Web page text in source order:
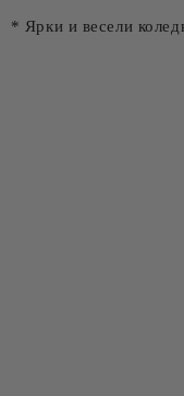
Ярки и весели